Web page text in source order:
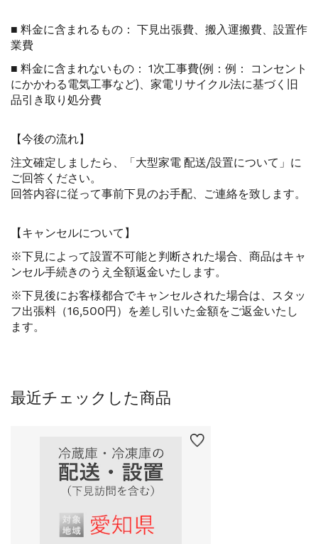
■ 料金に含まれるもの： 下見出張費、搬入運搬費、設置作
業費
■ 料金に含まれないもの： 1次工事費(例：例： コンセント
にかかわる電気工事など)、家電リサイクル法に基づく旧
品引き取り処分費
【今後の流れ】
注文確定しましたら、「大型家電 配送/設置について」に
ご回答ください。
回答内容に従って事前下見のお手配、ご連絡を致します。
【キャンセルについて】
※下見によって設置不可能と判断された場合、商品はキャ
ンセル手続きのうえ全額返金いたします。
※下見後にお客様都合でキャンセルされた場合は、スタッ
フ出張料（16,500円）を差し引いた金額をご返金いたし
ます。
最近チェックした商品